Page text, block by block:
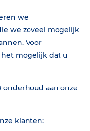
we
we zoveel mogelijk
Voor
mogelijk dat u
onderhoud aan onze
klanten: